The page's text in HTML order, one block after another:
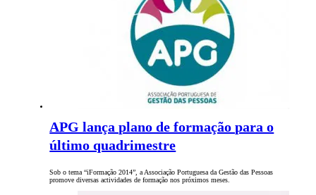
APG lança plano de formação para o
último quadrimestre
Sob o tema “iFormação 2014”, a Associação Portuguesa da Gestão das Pessoas
promove diversas actividades de formação nos próximos meses.